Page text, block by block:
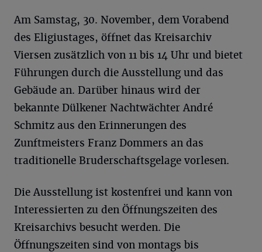
Am Samstag, 30. November, dem Vorabend
des Eligiustages, öffnet das Kreisarchiv
Viersen zusätzlich von 11 bis 14 Uhr und bietet
Führungen durch die Ausstellung und das
Gebäude an. Darüber hinaus wird der
bekannte Dülkener Nachtwächter André
Schmitz aus den Erinnerungen des
Zunftmeisters Franz Dommers an das
traditionelle Bruderschaftsgelage vorlesen.
Die Ausstellung ist kostenfrei und kann von
Interessierten zu den Öffnungszeiten des
Kreisarchivs besucht werden. Die
Öffnungszeiten sind von montags bis